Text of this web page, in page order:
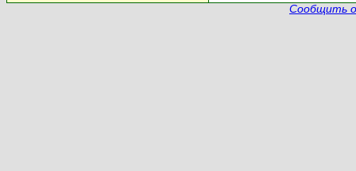
Сообщить о